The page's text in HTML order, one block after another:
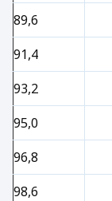
89,6
91,4
93,2
95,0
96,8
98,6